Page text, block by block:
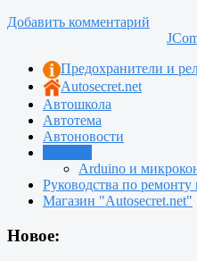
Добавить комментарий
Предохранители и
Autosecret.net
Автошкола
Автотема
Автоновости
Arduino и
Руководства по
Магазин "Autosecret.net"
Новое: